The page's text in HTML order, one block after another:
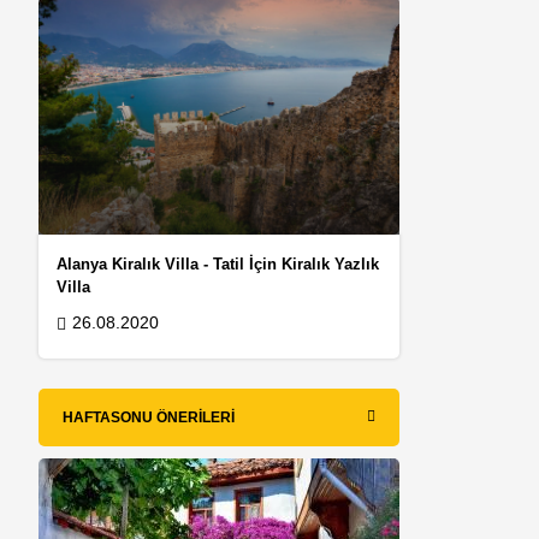
Alanya Kiralık Villa - Tatil İçin Kiralık Yazlık
Villa
26.08.2020
HAFTASONU ÖNERILERI